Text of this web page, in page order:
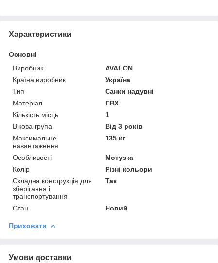
Характеристики
Основні
Виробник
AVALON
Країна виробник
Україна
Тип
Санки надувні
Матеріал
ПВХ
Кількість місць
1
Вікова група
Від 3 років
Максимальне
навантаження
135 кг
Особливості
Мотузка
Колір
Різні кольори
Складна конструкція для
зберігання і
транспортування
Так
Стан Новий
Приховати
Умови доставки